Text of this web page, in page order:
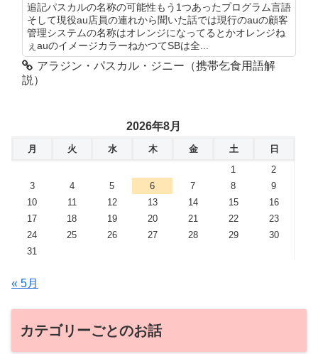
追記パスカルの名称の可能性もう1つあったプログラム言語
そして現役au店員の連れから聞いた話では現行のauの顧客
管理システムの名称はオレンジになってるとかオレンジね
ぇauのイメージカラーねかつてSBは全...
アラジン・パスカル・ジニー（携帯乞食用語解
説）
2026年8月
月 火 水 木 金 土
日
1
2
3
4 5 6 7 8
9
10
11 12 13 14 15
16
17
18 19 20 21 22
23
24
25 26 27 28 29
30
31
« 5月
カテゴリーごとのお話